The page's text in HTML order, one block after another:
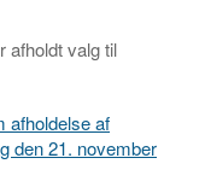
afholdt valg til
afholdelse af
den 21. november